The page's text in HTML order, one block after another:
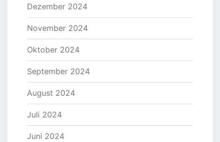
Dezember 2024
November 2024
Oktober 2024
September 2024
August 2024
Juli 2024
Juni 2024